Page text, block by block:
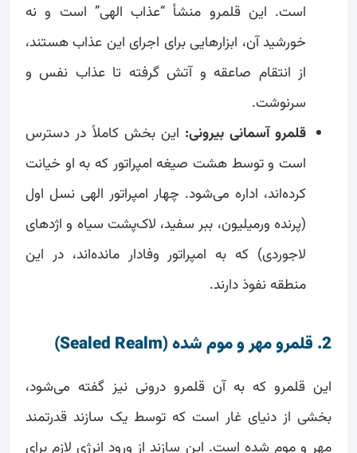
است. این قلمرو منشأ “عذاب الهی” است و نه
خورشید آن، ابزارهایی برای اجرای این عذاب هستند،
از انتقام صاعقه و آتش گرفته تا عذاب نفس و
سرنوشت.
قلمرو آسمانی بیرونی: این بخش کاملاً در دسترس
است و توسط هشت صیغه امپراتور که به او خیانت
کرده‌اند، اداره می‌شود. چهار امپراتور الهی نسل اول
(پرنده ورمیلیون، ببر سفید، لاک‌پشت سیاه و اژدهای
لاجوردی) که به امپراتور وفادار مانده‌اند، در این
منطقه نفوذ دارند.
2. قلمرو مهر و موم شده (Sealed Realm)
این قلمرو که به آن قلمرو درونی نیز گفته می‌شود،
بخشی از دنیای غار است که توسط یک سازند قدرتمند
مهر و موم شده است. این سازند از ورود انرژی لازم برای